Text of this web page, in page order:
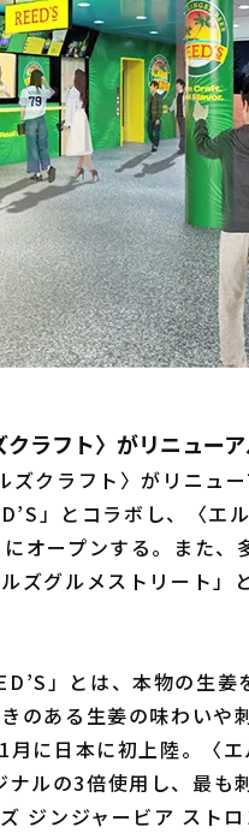
ラフト〉がリニュー
クラフト〉がリニュ
」とコラボし、〈
オープンする。また、
ズグルメストリート」
」とは、本物の生姜
のある生姜の味わいや
月に日本に初上陸。〈
ルの3倍使用し、最も
ジンジャービア スト